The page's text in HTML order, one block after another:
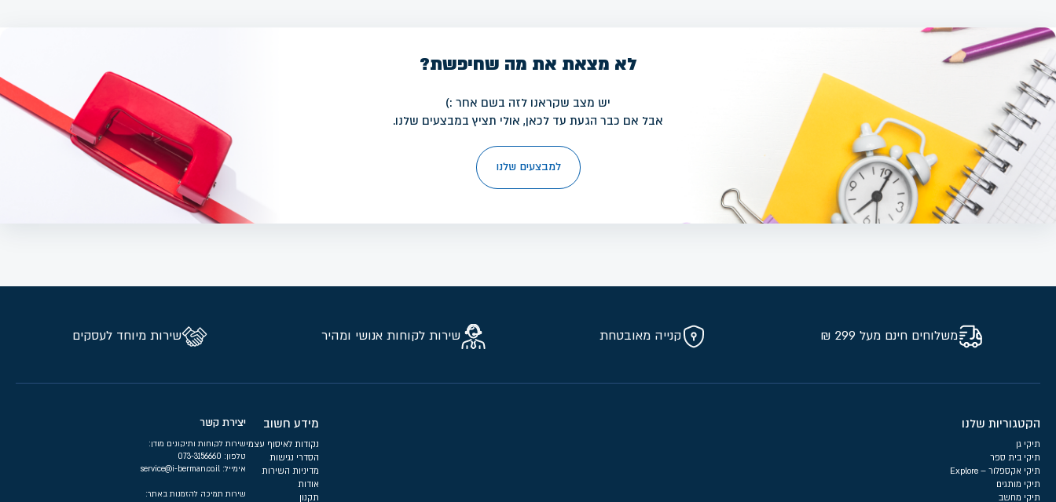
לא מצאת את מה שחיפשת?
יש מצב שקראנו לזה בשם אחר :)
אבל אם כבר הגעת עד לכאן, אולי תציץ במבצעים שלנו.
למבצעים שלנו
משלוחים חינם מעל 299 ₪ קנייה מאובטחת שירות לקוחות אנושי ומהיר שירות מיוחד לעסקים
הקטגוריות שלנו
תיקי גן
תיקי בית ספר
תיקי אקספלור – Explore
תיקי מותגים
תיקי מחשב
מידע חשוב
נקודות לאיסוף עצמי
הסדרי נגישות
מדיניות השירות
אודות
תקנון
יצירת קשר
שירות לקוחות ותיקונים מודן:
טלפון:
אימייל:
שירות תמיכה להזמנות באתר: